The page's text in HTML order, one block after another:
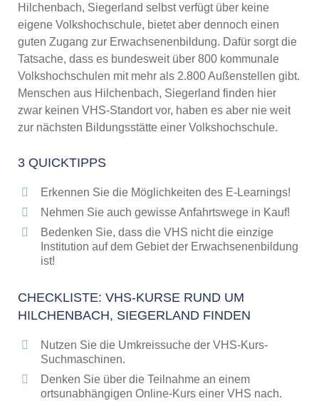
Siegerland finden
Keine VHS in Hilchenbach, Siegerland
Online-Kurse: Pro und Contra
Online-Kurse als alternative Angebote zu
VHS-Kursen
Die VHS als Inbegriff der Erwachsenenbildung
Das bundesweite Netzwerk der
Abendschulen rund um Hilchenbach,
Checkliste: So erkennen Sie gute
Bildungsangebote der VHS
Hilchenbach, Siegerland selbst verfügt über keine
eigene Volkshochschule, bietet aber dennoch einen
guten Zugang zur Erwachsenenbildung. Dafür sorgt die
Tatsache, dass es bundesweit über 800 kommunale
Volkshochschulen mit mehr als 2.800 Außenstellen gibt.
Menschen aus Hilchenbach, Siegerland finden hier
zwar keinen VHS-Standort vor, haben es aber nie weit
zur nächsten Bildungsstätte einer Volkshochschule.
3 QUICKTIPPS
Erkennen Sie die Möglichkeiten des E-Learnings!
Nehmen Sie auch gewisse Anfahrtswege in Kauf!
Bedenken Sie, dass die VHS nicht die einzige
Institution auf dem Gebiet der Erwachsenenbildung
ist!
CHECKLISTE: VHS-KURSE RUND UM
HILCHENBACH, SIEGERLAND FINDEN
Nutzen Sie die Umkreissuche der VHS-Kurs-
Suchmaschinen.
Denken Sie über die Teilnahme an einem
ortsunabhängigen Online-Kurs einer VHS nach.